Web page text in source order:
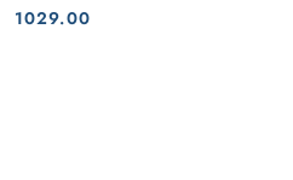
Cena:
Cena:
1029.00